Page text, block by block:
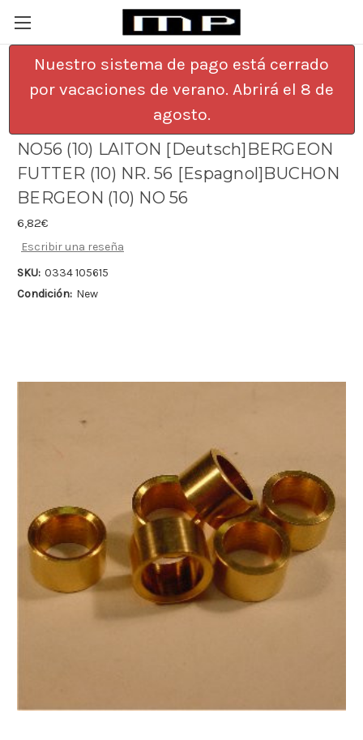
Nuestro sistema de pago está cerrado
por vacaciones de verano. Abrirá el 8 de
agosto.
[English]BERGEON BUSHES (TEN) NO
56 [Francais]BOUCHON BERGEON
NO56 (10) LAITON [Deutsch]BERGEON
FUTTER (10) NR. 56 [Espagnol]BUCHON
BERGEON (10) NO 56
6,82€
Escribir una reseña
SKU: 0334 105615
Condición: New